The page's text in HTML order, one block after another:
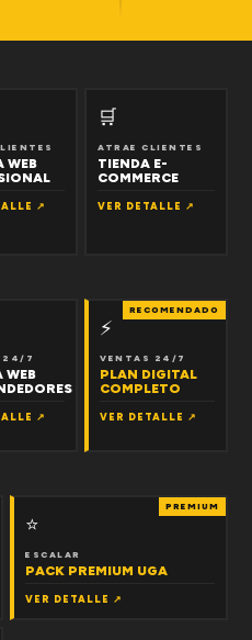
WEB
↗
🛒
ATRAE CLIENTES
TIENDA E-
COMMERCE
VER DETALLE ↗
24/7
WEB
↗
RECOMENDADO
⚡
VENTAS 24/7
PLAN DIGITAL
COMPLETO
VER DETALLE ↗
PREMIUM
⭐
ESCALAR
PACK PREMIUM UGA
VER DETALLE ↗